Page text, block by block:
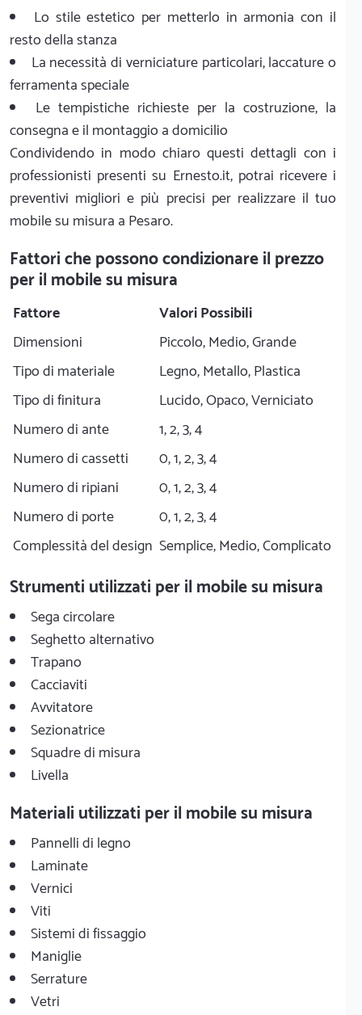
Lo stile estetico per metterlo in armonia con il
resto della stanza
La necessità di verniciature particolari, laccature o
ferramenta speciale
Le tempistiche richieste per la costruzione, la
consegna e il montaggio a domicilio
Condividendo in modo chiaro questi dettagli con i
professionisti presenti su Ernesto.it, potrai ricevere i
preventivi migliori e più precisi per realizzare il tuo
mobile su misura a Pesaro.
Fattori che possono condizionare il prezzo
per il mobile su misura
Fattore
Valori Possibili
Dimensioni
Piccolo, Medio, Grande
Tipo di materiale
Legno, Metallo, Plastica
Tipo di finitura
Lucido, Opaco, Verniciato
Numero di ante
1, 2, 3, 4
Numero di cassetti
0, 1, 2, 3, 4
Numero di ripiani
0, 1, 2, 3, 4
Numero di porte
0, 1, 2, 3, 4
Complessità del design Semplice, Medio, Complicato
Strumenti utilizzati per il mobile su misura
Sega circolare
Seghetto alternativo
Trapano
Cacciaviti
Avvitatore
Sezionatrice
Squadre di misura
Livella
Materiali utilizzati per il mobile su misura
Pannelli di legno
Laminate
Vernici
Viti
Sistemi di fissaggio
Maniglie
Serrature
Vetri